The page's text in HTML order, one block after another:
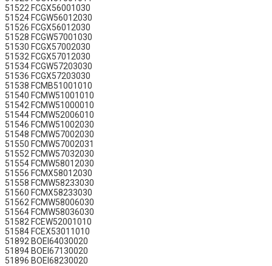
51522 FCGX56001030
51524 FCGW56012030
51526 FCGX56012030
51528 FCGW57001030
51530 FCGX57002030
51532 FCGX57012030
51534 FCGW57203030
51536 FCGX57203030
51538 FCMB51001010
51540 FCMW51001010
51542 FCMW51000010
51544 FCMW52006010
51546 FCMW51002030
51548 FCMW57002030
51550 FCMW57002031
51552 FCMW57032030
51554 FCMW58012030
51556 FCMX58012030
51558 FCMW58233030
51560 FCMX58233030
51562 FCMW58006030
51564 FCMW58036030
51582 FCEW52001010
51584 FCEX53011010
51892 BOEI64030020
51894 BOEI67130020
51896 BOEI68230020